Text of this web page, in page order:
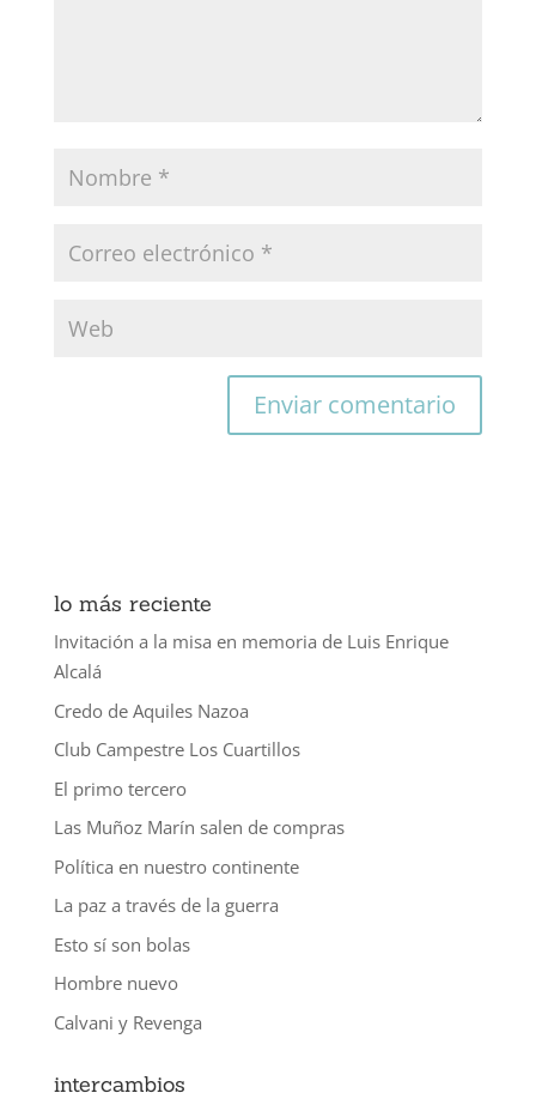
lo más reciente
Invitación a la misa en memoria de Luis Enrique
Alcalá
Credo de Aquiles Nazoa
Club Campestre Los Cuartillos
El primo tercero
Las Muñoz Marín salen de compras
Política en nuestro continente
La paz a través de la guerra
Esto sí son bolas
Hombre nuevo
Calvani y Revenga
intercambios